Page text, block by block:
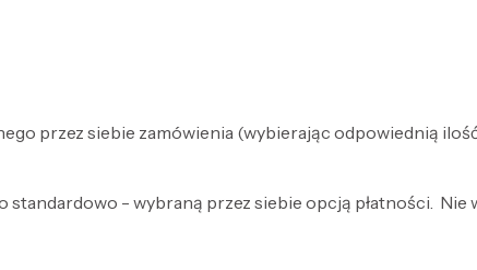
przez siebie zamówienia (wybierając odpowiednią
- wybraną przez siebie opcją płatności. Nie